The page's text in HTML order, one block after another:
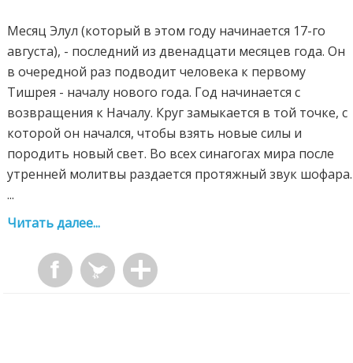
Месяц Элул (который в этом году начинается 17-го
августа), - последний из двенадцати месяцев года. Он
в очередной раз подводит человека к первому
Тишрея - началу нового года. Год начинается с
возвращения к Началу. Круг замыкается в той точке, с
которой он начался, чтобы взять новые силы и
породить новый свет. Во всех синагогах мира после
утренней молитвы раздается протяжный звук шофара.
...
Читать далее...